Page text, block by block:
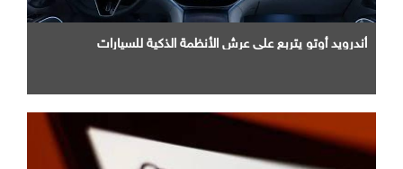
أندرويد أوتو يتربع علي عرش الأنظمة الذكية للسيارات